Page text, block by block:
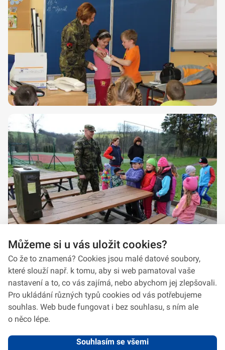
Můžeme si u vás uložit cookies?
Co že to znamená? Cookies jsou malé datové soubory,
které slouží např. k tomu, aby si web pamatoval vaše
nastavení a to, co vás zajímá, nebo abychom jej zlepšovali.
Pro ukládání různých typů cookies od vás potřebujeme
souhlas. Web bude fungovat i bez souhlasu, s ním ale
o něco lépe.
Souhlasím se všemi